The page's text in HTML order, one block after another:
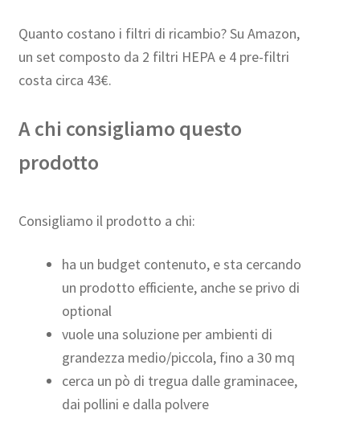
Quanto costano i filtri di ricambio? Su Amazon,
un set composto da 2 filtri HEPA e 4 pre-filtri
costa circa 43€.
A chi consigliamo questo
prodotto
Consigliamo il prodotto a chi:
ha un budget contenuto, e sta cercando
un prodotto efficiente, anche se privo di
optional
vuole una soluzione per ambienti di
grandezza medio/piccola, fino a 30 mq
cerca un pò di tregua dalle graminacee,
dai pollini e dalla polvere